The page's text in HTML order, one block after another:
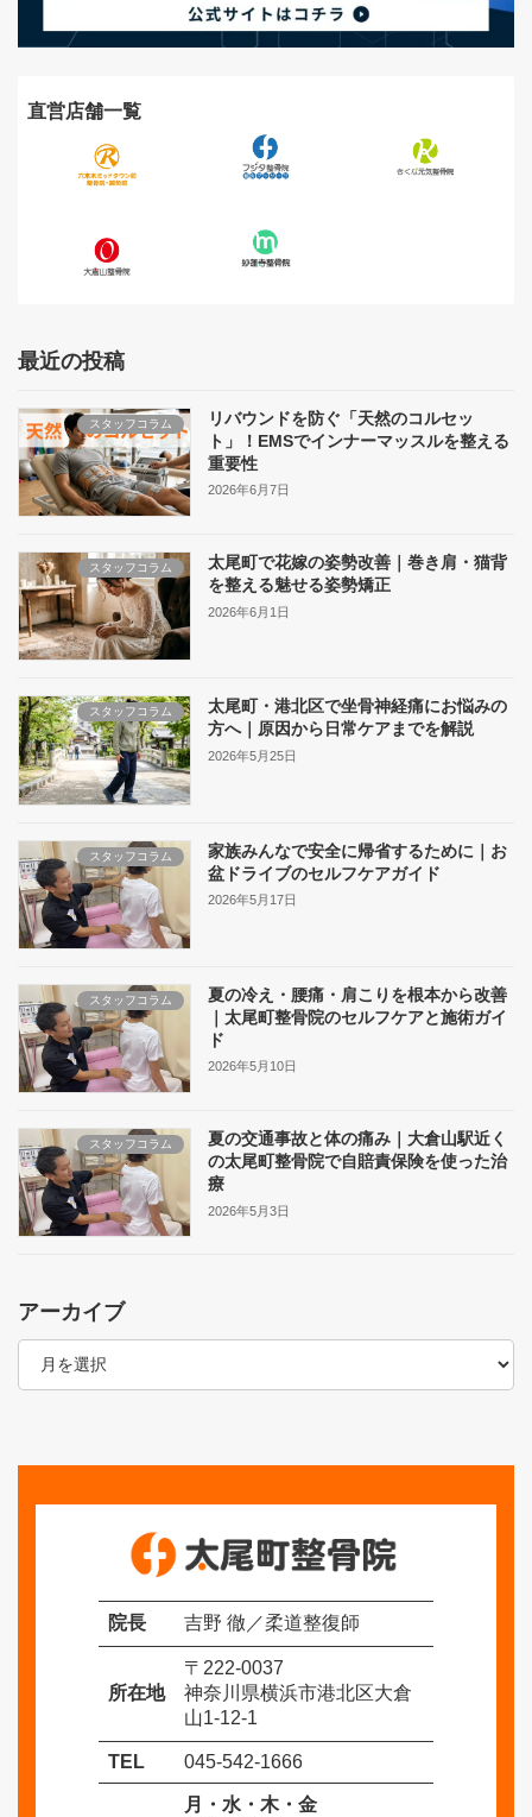
直営店舗一覧
最近の投稿
スタッフコラム
リバウンドを防ぐ「天然のコルセッ
ト」！EMSでインナーマッスルを整える
重要性
2026年6月7日
スタッフコラム
太尾町で花嫁の姿勢改善｜巻き肩・猫背
を整える魅せる姿勢矯正
2026年6月1日
スタッフコラム
太尾町・港北区で坐骨神経痛にお悩みの
方へ｜原因から日常ケアまでを解説
2026年5月25日
スタッフコラム
家族みんなで安全に帰省するために｜お
盆ドライブのセルフケアガイド
2026年5月17日
スタッフコラム
夏の冷え・腰痛・肩こりを根本から改善
｜太尾町整骨院のセルフケアと施術ガイ
ド
2026年5月10日
スタッフコラム
夏の交通事故と体の痛み｜大倉山駅近く
の太尾町整骨院で自賠責保険を使った治
療
2026年5月3日
アーカイブ
ア
院長 吉野 徹／柔道整復師
所在地
〒222-0037
神奈川県横浜市港北区大倉
山1-12-1
TEL 045-542-1666
月・水・木・金